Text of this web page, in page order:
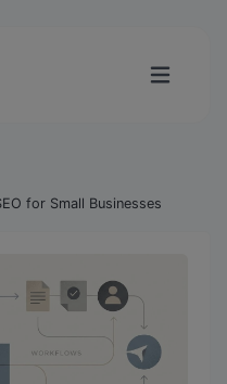
for Small Businesses